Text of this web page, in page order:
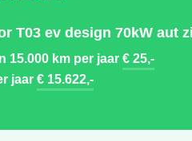
T03 ev design 70kW aut
15.000 km per jaar€ 25,-
jaar€ 15.622,-